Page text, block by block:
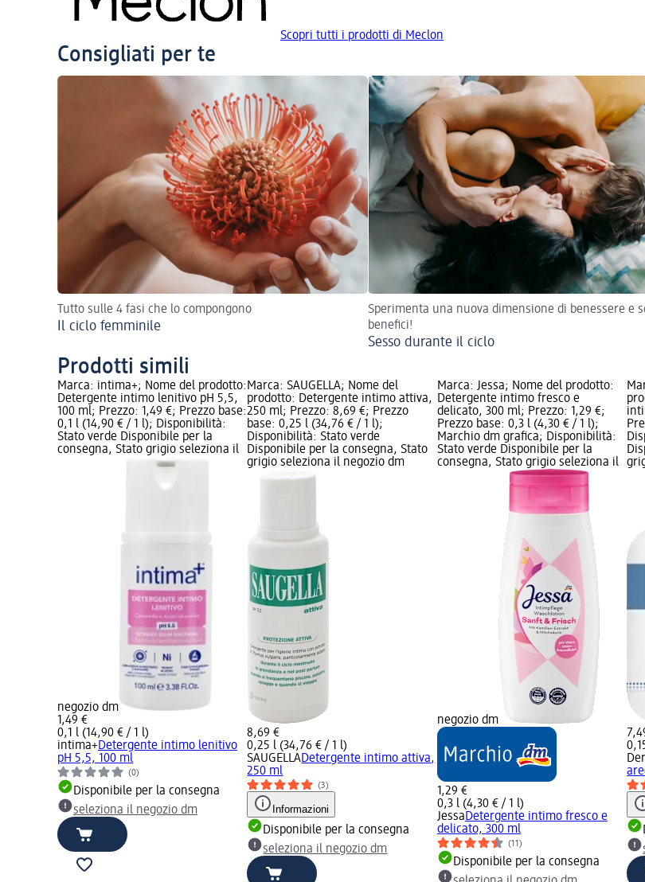
Scopri tutti i prodotti di Meclon
Consigliati per te
Tutto sulle 4 fasi che lo compongono
Il ciclo femminile
Sperimenta una nuova dimensione di benessere e
benefici!
Sesso durante il ciclo
Prodotti simili
Marca: intima+; Nome del prodotto:
Detergente intimo lenitivo pH 5,5,
100 ml; Prezzo: 1,49 €; Prezzo base:
0,1 l (14,90 € / 1 l); Disponibilità:
Stato verde Disponibile per la
consegna, Stato grigio seleziona il
negozio dm
1,49 €
0,1 l (14,90 € / 1 l)
intima+Detergente intimo lenitivo
pH 5,5, 100 ml
(0)
Disponibile per la consegna
seleziona il negozio dm
Marca: SAUGELLA; Nome del
prodotto: Detergente intimo attiva,
250 ml; Prezzo: 8,69 €; Prezzo
base: 0,25 l (34,76 € / 1 l);
Disponibilità: Stato verde
Disponibile per la consegna, Stato
grigio seleziona il negozio dm
8,69 €
0,25 l (34,76 € / 1 l)
SAUGELLADetergente intimo attiva,
250 ml
(3)
Informazioni
Disponibile per la consegna
seleziona il negozio dm
Marca: Jessa; Nome del prodotto:
Detergente intimo fresco e
delicato, 300 ml; Prezzo: 1,29 €;
Prezzo base: 0,3 l (4,30 € / 1 l);
Marchio dm grafica; Disponibilità:
Stato verde Disponibile per la
consegna, Stato grigio seleziona il
negozio dm
1,29 €
0,3 l (4,30 € / 1 l)
JessaDetergente intimo fresco e
delicato, 300 ml
(11)
Disponibile per la consegna